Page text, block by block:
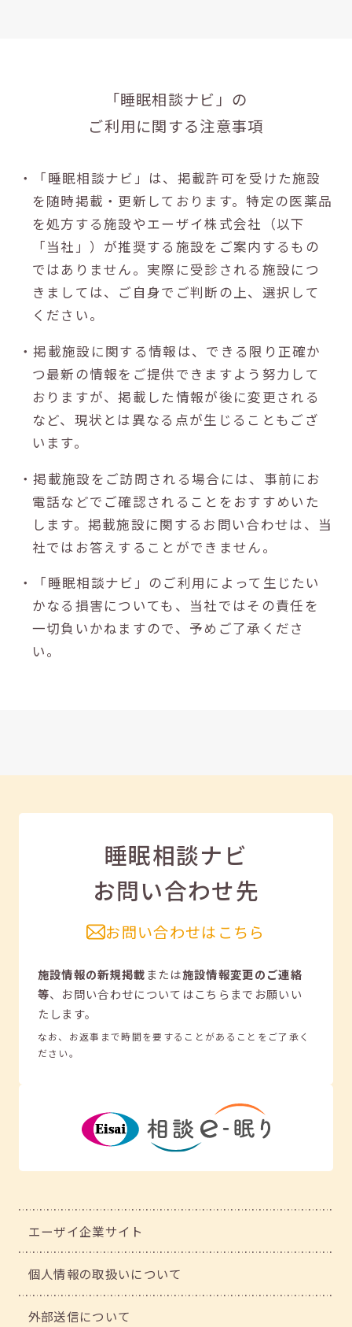
「睡眠相談ナビ」の
ご利用に関する注意事項
・「睡眠相談ナビ」は、掲載許可を受けた施設
を随時掲載・更新しております。特定の医薬品
を処方する施設やエーザイ株式会社（以下
「当社」）が推奨する施設をご案内するもの
ではありません。実際に受診される施設につ
きましては、ご自身でご判断の上、選択して
ください。
・掲載施設に関する情報は、できる限り正確か
つ最新の情報をご提供できますよう努力して
おりますが、掲載した情報が後に変更される
など、現状とは異なる点が生じることもござ
います。
・掲載施設をご訪問される場合には、事前にお
電話などでご確認されることをおすすめいた
します。掲載施設に関するお問い合わせは、当
社ではお答えすることができません。
・「睡眠相談ナビ」のご利用によって生じたい
かなる損害についても、当社ではその責任を
一切負いかねますので、予めご了承くださ
い。
睡眠相談ナビ
お問い合わせ先
お問い合わせはこちら
施設情報の新規掲載または施設情報変更のご連絡
等、 お問い合わせについてはこちらまでお願いい
たします。
なお、お返事まで時間を要することがあることをご了承く
ださい。
エーザイ企業サイト
個人情報の取扱いについて
外部送信について